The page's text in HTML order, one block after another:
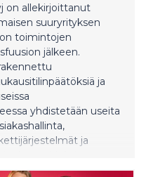
on allekirjoittanut
suuryrityksen
toimintojen
jälkeen.
ja
yhdistetään useita
ja
toimittaa